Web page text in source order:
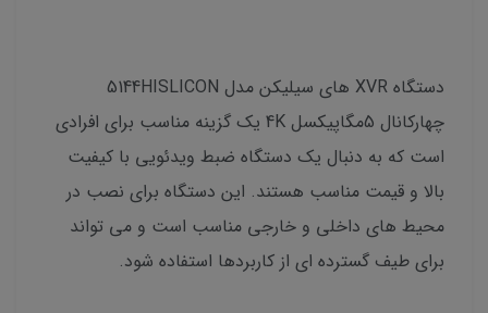
دستگاه XVR های سیلیکن مدل 5144HISLICON
چهارکانال 5مگاپیکسل 4K یک گزینه مناسب برای افرادی
است که به دنبال یک دستگاه ضبط ویدئویی با کیفیت
بالا و قیمت مناسب هستند. این دستگاه برای نصب در
محیط های داخلی و خارجی مناسب است و می تواند
برای طیف گسترده ای از کاربردها استفاده شود.